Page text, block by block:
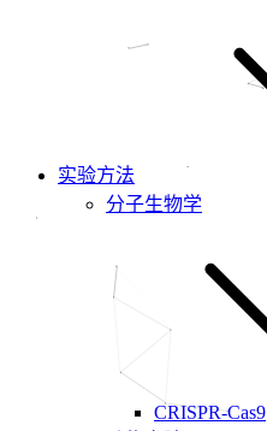
实验方法
分子生物学
CRISPR-Cas9